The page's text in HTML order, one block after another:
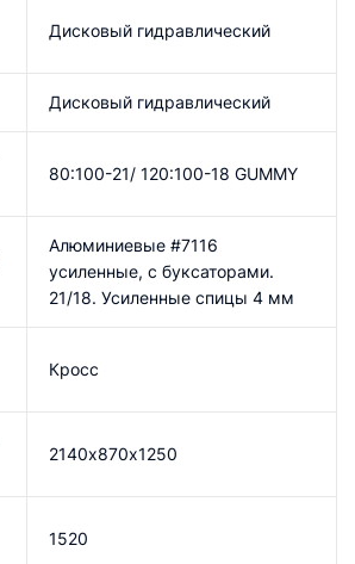
Дисковый гидравлический
Дисковый гидравлический
80:100-21/ 120:100-18 GUMMY
Алюминиевые #7116
усиленные, с буксаторами.
21/18. Усиленные спицы 4 мм
Кросс
2140х870х1250
1520